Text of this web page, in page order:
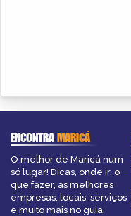
ENCONTRAMARICÁ
O melhor de Maricá num
só lugar! Dicas, onde ir, o
que fazer, as melhores
empresas, locais, serviços
e muito mais no guia